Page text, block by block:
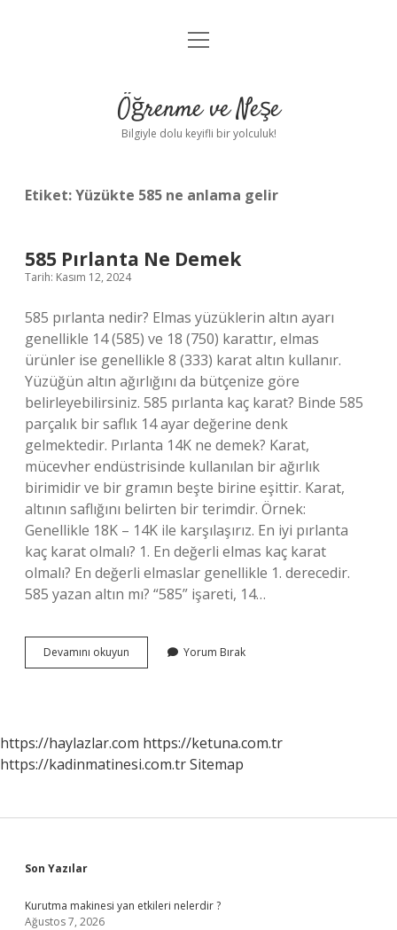
Anasayfa
Yasal Uyarı
menüyü
Öğrenme ve Neşe
Bilgiyle dolu keyifli bir yolculuk!
Etiket:Yüzükte 585 ne anlama gelir
585 Pırlanta Ne Demek
Tarih: Kasım 12, 2024
585 pırlanta nedir? Elmas yüzüklerin altın ayarı
genellikle 14 (585) ve 18 (750) karattır, elmas
ürünler ise genellikle 8 (333) karat altın kullanır.
Yüzüğün altın ağırlığını da bütçenize göre
belirleyebilirsiniz. 585 pırlanta kaç karat? Binde 585
parçalık bir saflık 14 ayar değerine denk
gelmektedir. Pırlanta 14K ne demek? Karat,
mücevher endüstrisinde kullanılan bir ağırlık
birimidir ve bir gramın beşte birine eşittir. Karat,
altının saflığını belirten bir terimdir. Örnek:
Genellikle 18K – 14K ile karşılaşırız. En iyi pırlanta
kaç karat olmalı? 1. En değerli elmas kaç karat
olmalı? En değerli elmaslar genellikle 1. derecedir.
585 yazan altın mı? “585” işareti, 14…
Devamını okuyun
Pırlanta
Yorum Bırak
https://haylazlar.com https://ketuna.com.tr
https://kadinmatinesi.com.trSitemap
Sidebar
Son Yazılar
Kurutma makinesi yan etkileri nelerdir ?
Ağustos 7, 2026